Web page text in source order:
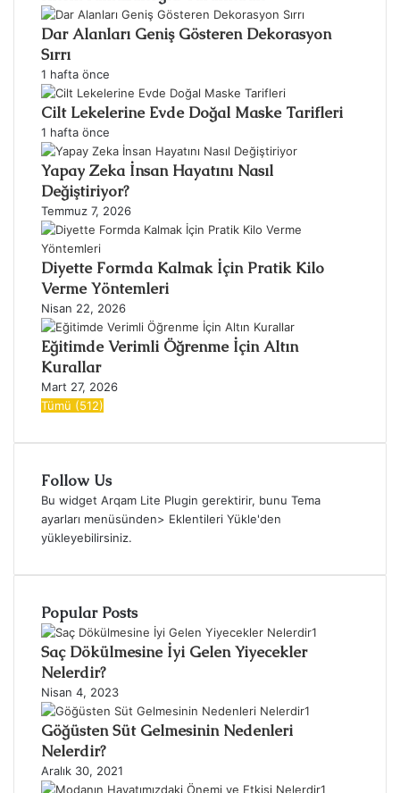
Dar Alanları Geniş Gösteren Dekorasyon
Sırrı
1 hafta önce
Cilt Lekelerine Evde Doğal Maske Tarifleri
1 hafta önce
Yapay Zeka İnsan Hayatını Nasıl
Değiştiriyor?
Temmuz 7, 2026
Diyette Formda Kalmak İçin Pratik Kilo
Verme Yöntemleri
Nisan 22, 2026
Eğitimde Verimli Öğrenme İçin Altın
Kurallar
Mart 27, 2026
Tümü (512)
Follow Us
Bu widget Arqam Lite Plugin gerektirir, bunu Tema
ayarları menüsünden> Eklentileri Yükle'den
yükleyebilirsiniz.
Popular Posts
Saç Dökülmesine İyi Gelen Yiyecekler
Nelerdir?
Nisan 4, 2023
Göğüsten Süt Gelmesinin Nedenleri
Nelerdir?
Aralık 30, 2021